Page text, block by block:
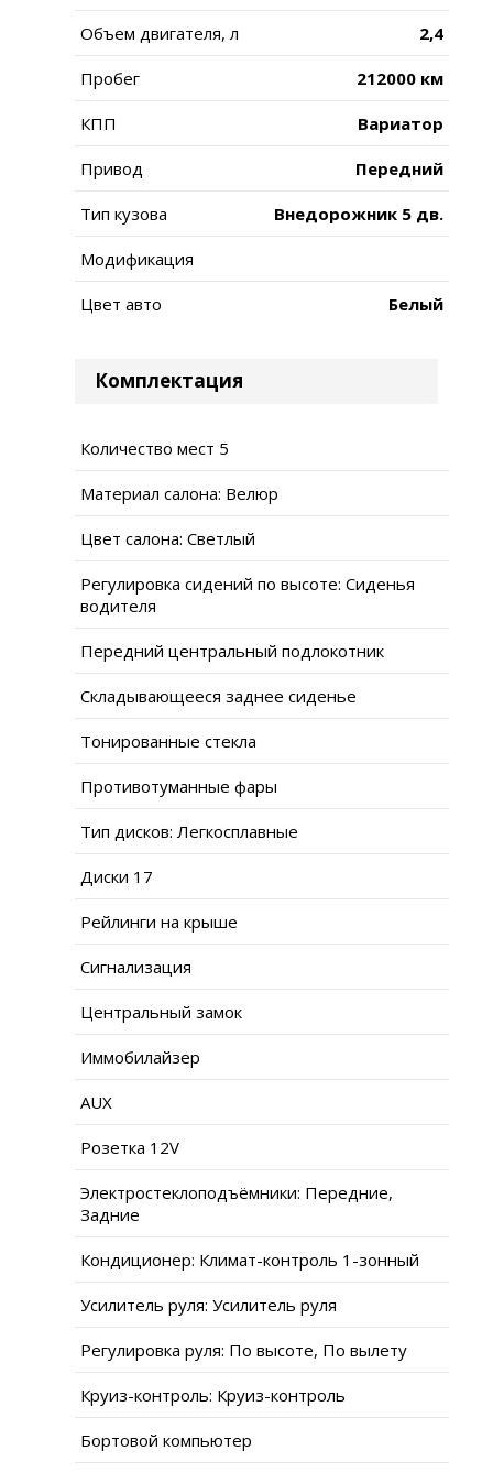
Объем двигателя, л 2,4
Пробег 212000 км
КПП Вариатор
Привод Передний
Тип кузова Внедорожник 5 дв.
Модификация
Цвет авто Белый
Комплектация
Количество мест 5
Материал салона: Велюр
Цвет салона: Светлый
Регулировка сидений по высоте: Сиденья
водителя
Передний центральный подлокотник
Складывающееся заднее сиденье
Тонированные стекла
Противотуманные фары
Тип дисков: Легкосплавные
Диски 17
Рейлинги на крыше
Сигнализация
Центральный замок
Иммобилайзер
AUX
Розетка 12V
Электростеклоподъёмники: Передние,
Задние
Кондиционер: Климат-контроль 1-зонный
Усилитель руля: Усилитель руля
Регулировка руля: По высоте, По вылету
Круиз-контроль: Круиз-контроль
Бортовой компьютер